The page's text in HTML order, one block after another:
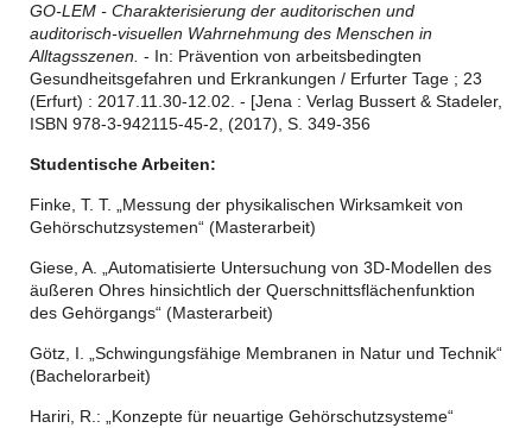
GO-LEM - Charakterisierung der auditorischen und
auditorisch-visuellen Wahrnehmung des Menschen in
Alltagsszenen. - In: Prävention von arbeitsbedingten
Gesundheitsgefahren und Erkrankungen / Erfurter Tage ; 23
(Erfurt) : 2017.11.30-12.02. - [Jena : Verlag Bussert & Stadeler,
ISBN 978-3-942115-45-2, (2017), S. 349-356
Studentische Arbeiten:
Finke, T. T. „Messung der physikalischen Wirksamkeit von
Gehörschutzsystemen“ (Masterarbeit)
Giese, A. „Automatisierte Untersuchung von 3D-Modellen des
äußeren Ohres hinsichtlich der Querschnittsflächenfunktion
des Gehörgangs“ (Masterarbeit)
Götz, I. „Schwingungsfähige Membranen in Natur und Technik“
(Bachelorarbeit)
Hariri, R.: „Konzepte für neuartige Gehörschutzsysteme“